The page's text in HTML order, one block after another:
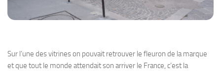
Sur l’une des vitrines on pouvait retrouver le fleuron de la marque
et que tout le monde attendait son arriver le France, c’est la